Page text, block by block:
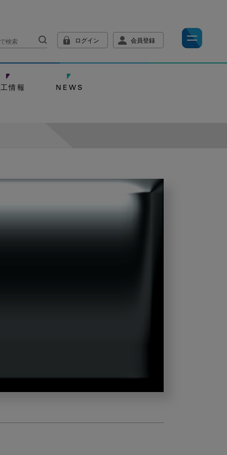
ログイン 会員登録
情報 NEWS